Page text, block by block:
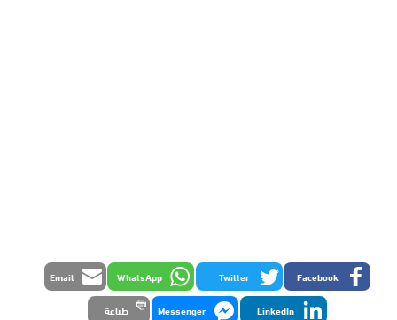
Facebook
Twitter
WhatsApp
Email
LinkedIn
Messenger طباعة